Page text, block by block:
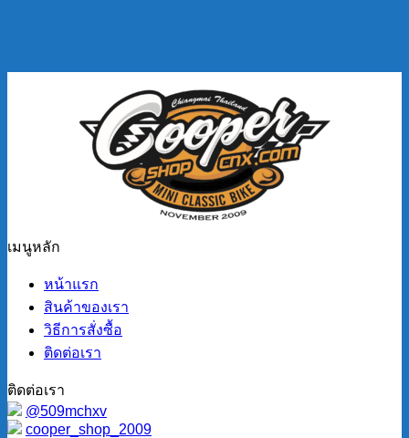
เมนูหลัก
หน้าแรก
สินค้าของเรา
วิธีการสั่งซื้อ
ติดต่อเรา
ติดต่อเรา
@509mchxv
cooper_shop_2009